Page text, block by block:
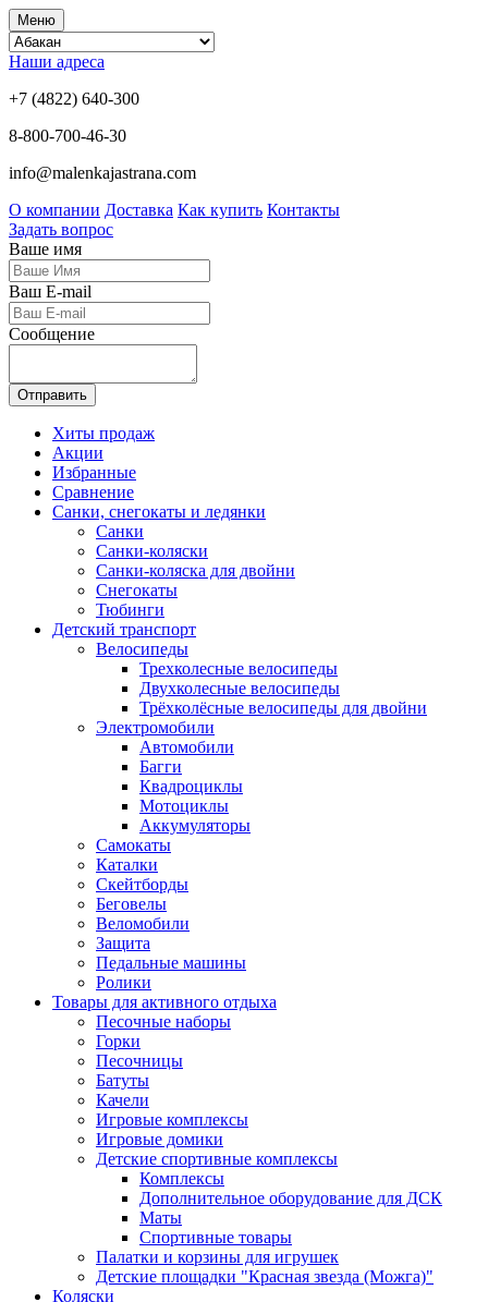
Меню
Наши адреса
+7 (4822) 640-300
8-800-700-46-30
info@malenkajastrana.com
О компании Доставка Как купить Контакты
Задать вопрос
Ваше имя
Ваш E-mail
Сообщение
Отправить
Хиты продаж
Акции
Избранные
Сравнение
Санки, снегокаты и ледянки
Санки
Санки-коляски
Санки-коляска для двойни
Снегокаты
Тюбинги
Детский транспорт
Велосипеды
Трехколесные велосипеды
Двухколесные велосипеды
Трёхколёсные велосипеды для двойни
Электромобили
Автомобили
Багги
Квадроциклы
Мотоциклы
Аккумуляторы
Самокаты
Каталки
Скейтборды
Беговелы
Веломобили
Защита
Педальные машины
Ролики
Товары для активного отдыха
Песочные наборы
Горки
Песочницы
Батуты
Качели
Игровые комплексы
Игровые домики
Детские спортивные комплексы
Комплексы
Дополнительное оборудование для ДСК
Маты
Спортивные товары
Палатки и корзины для игрушек
Детские площадки "Красная звезда (Можга)"
Коляски